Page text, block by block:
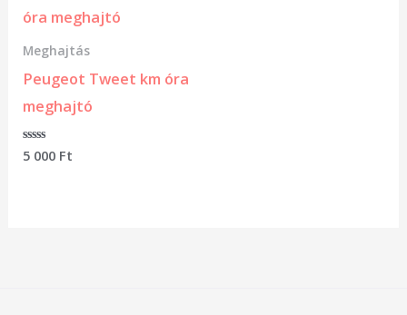
Meghajtás
Peugeot Tweet km óra
meghajtó
Értékelés:
0
5 000 Ft